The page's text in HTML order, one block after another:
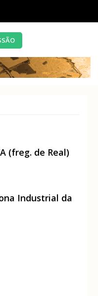
(freg. de Real)
Industrial da